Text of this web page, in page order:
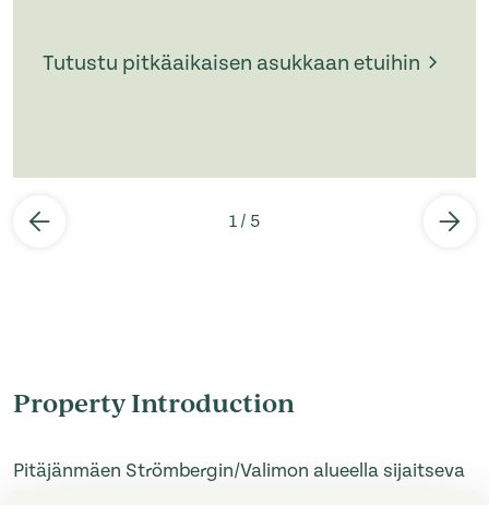
Tutustu pitkäaikaisen asukkaan etuihin
1 / 5
Property Introduction
Pitäjänmäen Strömbergin/Valimon alueella sijaitseva